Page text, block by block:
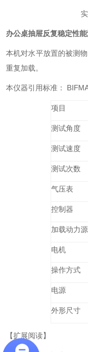
办公桌抽屉反复稳定性
本机对水平放置的被测
重复加载。
本仪器引用标准： BIFMA
项目
测试角度
测试速度
测试次数
气压表
控制器
加载动力源
电机
操作方式
电源
外形尺寸
【扩展阅读】